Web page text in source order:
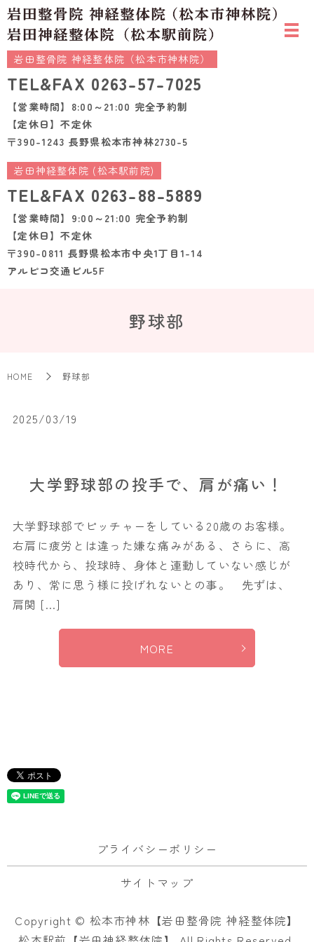
岩田整骨院 神経整体院（松本市神林院）
TEL&FAX 0263-57-7025
【営業時間】8:00～21:00 完全予約制
【定休日】不定休
〒390-1243 長野県松本市神林2730-5
岩田神経整体院 (松本駅前院)
TEL&FAX 0263-88-5889
【営業時間】9:00～21:00 完全予約制
【定休日】不定休
〒390-0811 長野県松本市中央1丁目1-14
アルピコ交通ビル5F
野球部
HOME 野球部
2025/03/19
大学野球部の投手で、肩が痛い！
大学野球部でピッチャーをしている20歳のお客様。
右肩に疲労とは違った嫌な痛みがある、さらに、高
校時代から、投球時、身体と連動していない感じが
あり、常に思う様に投げれないとの事。 先ずは、
肩関 […]
MORE
プライバシーポリシー
サイトマップ
Copyright © 松本市神林【岩田整骨院 神経整体院】